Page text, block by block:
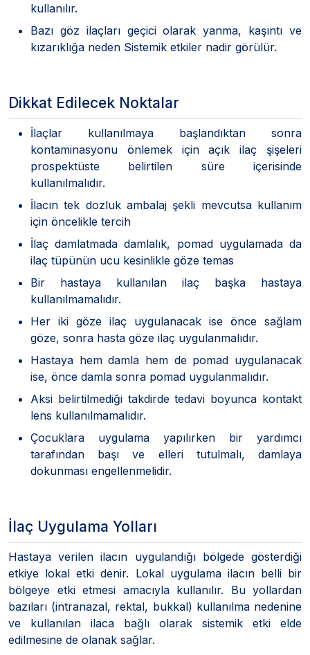
kullanılır.
Bazı göz ilaçları geçici olarak yanma, kaşıntı ve
kızarıklığa neden Sistemik etkiler nadir görülür.
Dikkat Edilecek Noktalar
İlaçlar kullanılmaya başlandıktan sonra
kontaminasyonu önlemek için açık ilaç şişeleri
prospektüste belirtilen süre içerisinde
kullanılmalıdır.
İlacın tek dozluk ambalaj şekli mevcutsa kullanım
için öncelikle tercih
İlaç damlatmada damlalık, pomad uygulamada da
ilaç tüpünün ucu kesinlikle göze temas
Bir hastaya kullanılan ilaç başka hastaya
kullanılmamalıdır.
Her iki göze ilaç uygulanacak ise önce sağlam
göze, sonra hasta göze ilaç uygulanmalıdır.
Hastaya hem damla hem de pomad uygulanacak
ise, önce damla sonra pomad uygulanmalıdır.
Aksi belirtilmediği takdirde tedavi boyunca kontakt
lens kullanılmamalıdır.
Çocuklara uygulama yapılırken bir yardımcı
tarafından başı ve elleri tutulmalı, damlaya
dokunması engellenmelidir.
İlaç Uygulama Yolları
Hastaya verilen ilacın uygulandığı bölgede gösterdiği
etkiye lokal etki denir. Lokal uygulama ilacın belli bir
bölgeye etki etmesi amacıyla kullanılır. Bu yollardan
bazıları (intranazal, rektal, bukkal) kullanılma nedenine
ve kullanılan ilaca bağlı olarak sistemik etki elde
edilmesine de olanak sağlar.